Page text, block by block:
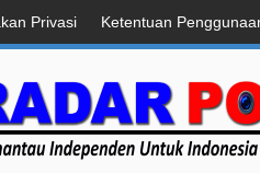
Privasi Ketentuan